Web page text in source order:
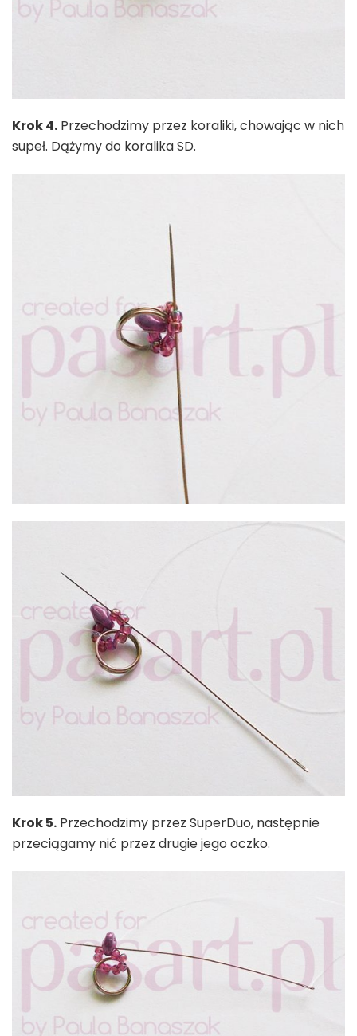
Krok 4. Przechodzimy przez koraliki, chowając w nich
supeł. Dążymy do koralika SD.
Krok 5. Przechodzimy przez SuperDuo, następnie
przeciągamy nić przez drugie jego oczko.